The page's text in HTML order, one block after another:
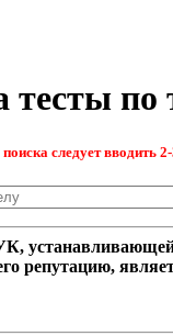
тесты по
следует вводить
устанавливающей
репутацию,